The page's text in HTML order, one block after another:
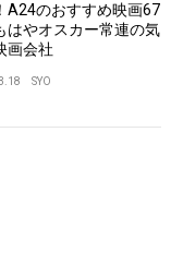
A24のおすすめ映画67
はやオスカー常連の気
画会社
SYO